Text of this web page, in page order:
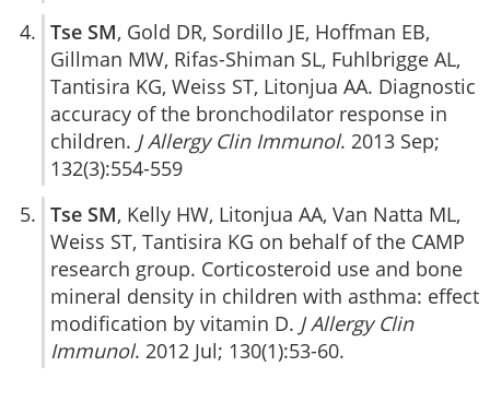
Tse SM, Gold DR, Sordillo JE, Hoffman EB,
Gillman MW, Rifas-Shiman SL, Fuhlbrigge AL,
Tantisira KG, Weiss ST, Litonjua AA. Diagnostic
accuracy of the bronchodilator response in
children. J Allergy Clin Immunol. 2013 Sep;
132(3):554-559
Tse SM, Kelly HW, Litonjua AA, Van Natta ML,
Weiss ST, Tantisira KG on behalf of the CAMP
research group. Corticosteroid use and bone
mineral density in children with asthma: effect
modification by vitamin D. J Allergy Clin
Immunol. 2012 Jul; 130(1):53-60.